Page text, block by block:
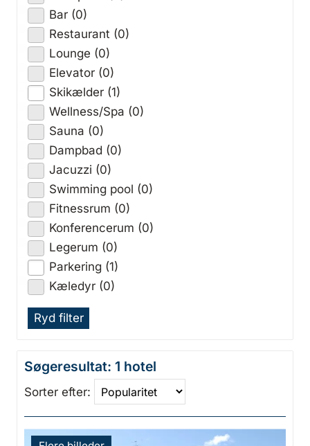
Bar (0)
Restaurant (0)
Lounge (0)
Elevator (0)
Skikælder (1)
Wellness/Spa (0)
Sauna (0)
Dampbad (0)
Jacuzzi (0)
Swimming pool (0)
Fitnessrum (0)
Konferencerum (0)
Legerum (0)
Parkering (1)
Kæledyr (0)
Ryd filter
Søgeresultat: 1 hotel
Sorter efter: